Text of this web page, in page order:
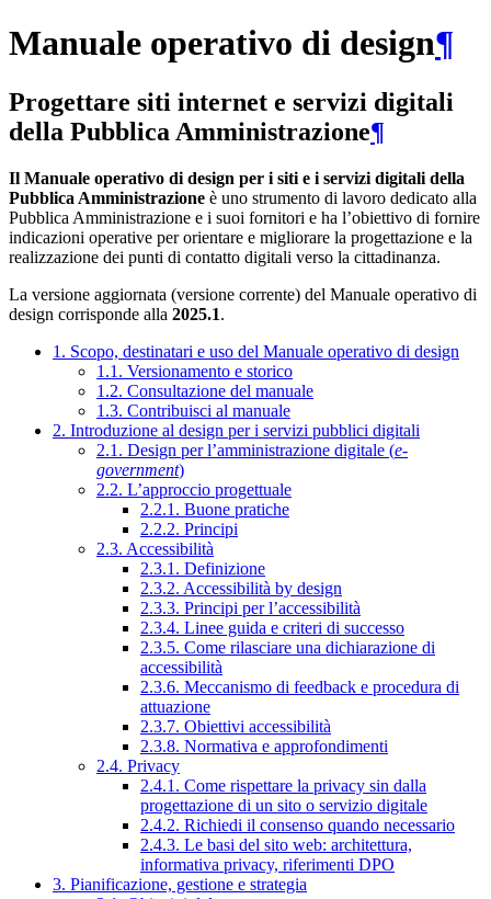
Manuale operativo di design¶
Progettare siti internet e servizi digitali
della Pubblica Amministrazione¶
Il Manuale operativo di design per i siti e i servizi digitali della
Pubblica Amministrazione è uno strumento di lavoro dedicato alla
Pubblica Amministrazione e i suoi fornitori e ha l’obiettivo di fornire
indicazioni operative per orientare e migliorare la progettazione e la
realizzazione dei punti di contatto digitali verso la cittadinanza.
La versione aggiornata (versione corrente) del Manuale operativo di
design corrisponde alla 2025.1.
1. Scopo, destinatari e uso del Manuale operativo di design
1.1. Versionamento e storico
1.2. Consultazione del manuale
1.3. Contribuisci al manuale
2. Introduzione al design per i servizi pubblici digitali
2.1. Design per l’amministrazione digitale (e-
government)
2.2. L’approccio progettuale
2.2.1. Buone pratiche
2.2.2. Principi
2.3. Accessibilità
2.3.1. Definizione
2.3.2. Accessibilità by design
2.3.3. Principi per l’accessibilità
2.3.4. Linee guida e criteri di successo
2.3.5. Come rilasciare una dichiarazione di
accessibilità
2.3.6. Meccanismo di feedback e procedura di
attuazione
2.3.7. Obiettivi accessibilità
2.3.8. Normativa e approfondimenti
2.4. Privacy
2.4.1. Come rispettare la privacy sin dalla
progettazione di un sito o servizio digitale
2.4.2. Richiedi il consenso quando necessario
2.4.3. Le basi del sito web: architettura,
informativa privacy, riferimenti DPO
3. Pianificazione, gestione e strategia